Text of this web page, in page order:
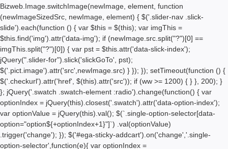
Bizweb.Image.switchImage(newImage, element, function
(newImageSizedSrc, newImage, element) { $('.slider-nav .slick-
slide').each(function () { var $this = $(this); var imgThis =
$this.find('img').attr('data-img'); if (newImage.src.split("?")[0] ==
imgThis.split("?")[0]) { var pst = $this.attr('data-slick-index');
jQuery(".slider-for").slick('slickGoTo', pst);
$('.pict.image').attr('src',newImage.src) } }); }); setTimeout(function () {
$('.checkurl').attr('href', $(this).attr('src')); if (ww >= 1200) { } }, 200); }
}; jQuery('.swatch .swatch-element :radio').change(function() { var
optionIndex = jQuery(this).closest('.swatch').attr('data-option-index');
var optionValue = jQuery(this).val(); $(`.single-option-selector[data-
option="option${+optionIndex+1}"]`) .val(optionValue)
.trigger('change'); }); $('#ega-sticky-addcart').on('change','.single-
option-selector',function(e){ var optionIndex =